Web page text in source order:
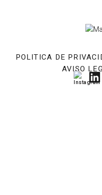
POLITICA DE
AVISO